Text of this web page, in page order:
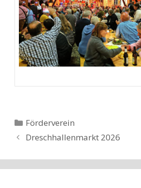
Kategorien
Förderverein
Dreschhallenmarkt 2026